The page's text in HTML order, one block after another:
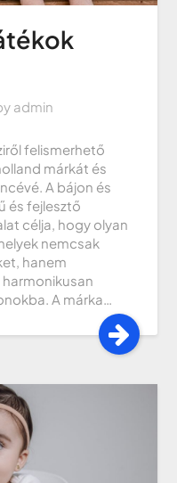
admin
felismerhető
márkát és
A bájon és
és fejlesztő
célja, hogy olyan
nemcsak
hanem
A márka…